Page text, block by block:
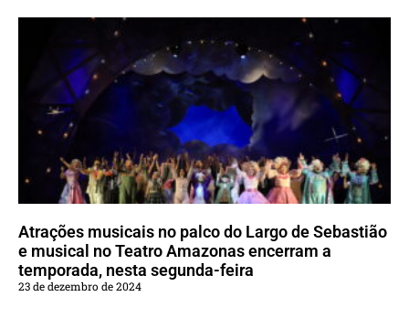
Atrações musicais no palco do Largo de Sebastião
e musical no Teatro Amazonas encerram a
temporada, nesta segunda-feira
23 de dezembro de 2024